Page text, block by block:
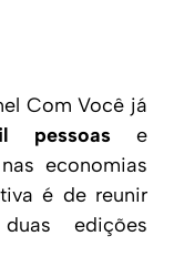
Com Você já
pessoas e
economias
é de reunir
edições